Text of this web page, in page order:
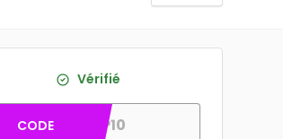
Vérifié
LP10
CODE